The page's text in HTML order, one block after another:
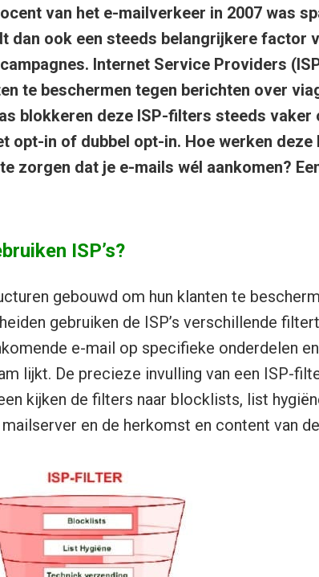
van het e-mailverkeer in 2007 was
dan ook een steeds belangrijkere factor
Internet Service Providers
te beschermen tegen berichten over
blokkeren deze ISP-filters steeds vaker
opt-in of dubbel opt-in. Hoe werken deze
zorgen dat je e-mails wél aankomen?
ISP’s?
gebouwd om hun klanten te
gebruiken de ISP’s verschillende
e-mail op specifieke onderdelen
lijkt. De precieze invulling van een ISP-
kijken de filters naar blocklists, list
en de herkomst en content van